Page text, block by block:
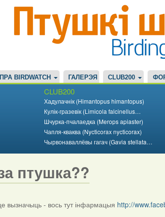
ПРА BIRDWATCH ГАЛЕРЭЯ CLUB200
CLUB200
Хадулачнік (Himantopus himantopus)
Кулік-гразевік (Limicola falcinellus…
Шчурка-пчалаедка (Merops apiaster)
Чапля-кваква (Nycticorax nycticorax)
Чырвонаваллёвы гагач (Gavia stellata…
птушка??
вызначыць - вось тут інфармацыя http://